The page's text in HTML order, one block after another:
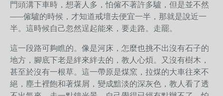
門頭溝下車時，想著人多，怕僱不著許多驢，但是並不然
─—僱驢的時候，才知道戒壇去便宜一半，那就是說近一
半。這時候自己忽然逞起能來，要走路。走罷。
這一段路可夠瞧的。像是河床，怎麼也挑不出沒有石子的
地方，腳底下老是絆來絆去的，教人心煩。又沒有樹木，
甚至於沒有一根草。這一帶原是煤窯，拉煤的大車往來不
絕，塵土裡飽和著煤屑，變成黯淡的深灰色，教人看了透